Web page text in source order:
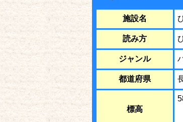
施設名
読み方
ジャンル
都道府県
標高